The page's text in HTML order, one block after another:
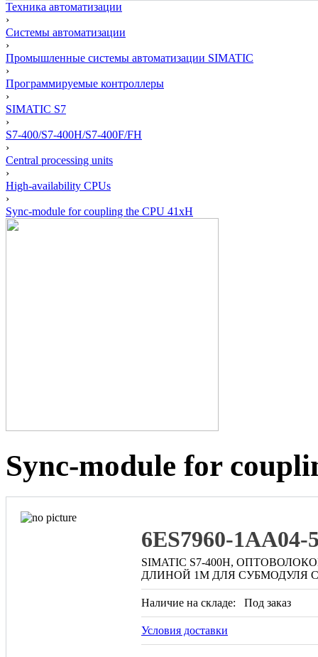
Техника автоматизации
›
Системы автоматизации
›
Промышленные системы автоматизации SIMATIC
›
Программируемые контроллеры
›
SIMATIC S7
›
S7-400/S7-400H/S7-400F/FH
›
Central processing units
›
High-availability CPUs
›
Sync-module for coupling the CPU 41xH
Sync-module for
6ES7960-1AA04-
SIMATIC S7-400H,
ДЛИНОЙ 1M ДЛЯ СУБМОДУЛЯ
Наличие на складе: Под заказ
Условия доставки